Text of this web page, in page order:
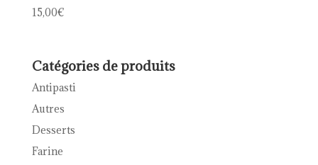
15,00€
Catégories de produits
Antipasti
Autres
Desserts
Farine